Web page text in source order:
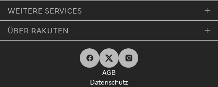
WEITERE SERVICES
ÜBER RAKUTEN
AGB
Datenschutz